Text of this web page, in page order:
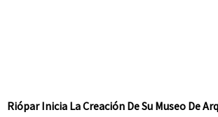
Riópar Inicia La Creación De Su Museo De